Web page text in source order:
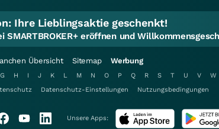
Ihre Lieblingsaktie geschenkt!
SMARTBROKER+ eröffnen und
Übersicht Sitemap Werbung
G H I J K L M N O P Q R S T U V W
Datenschutz-Einstellungen Nutzungsbedingungen
Unsere Apps: